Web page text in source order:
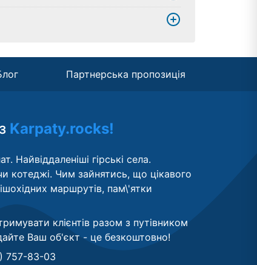
Партнерська пропозиція
Karpaty.rocks!
Найвіддаленіші гірські села.
котеджі. Чим зайнятись, що цікавого
маршрутів, пам\'ятки
клієнтів разом з путівником
Ваш об'єкт - це безкоштовно!
757-83-03